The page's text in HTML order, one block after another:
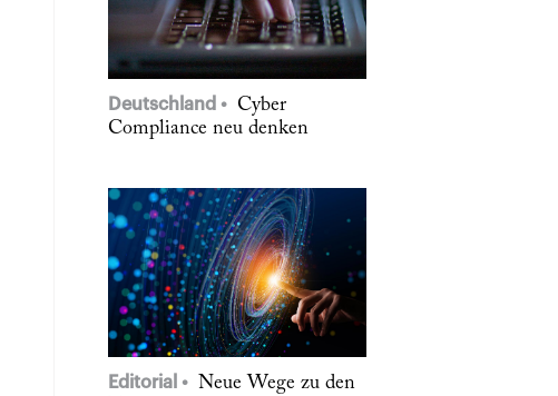
Deutschland
Cyber
Compliance neu denken
Editorial
Neue Wege zu den